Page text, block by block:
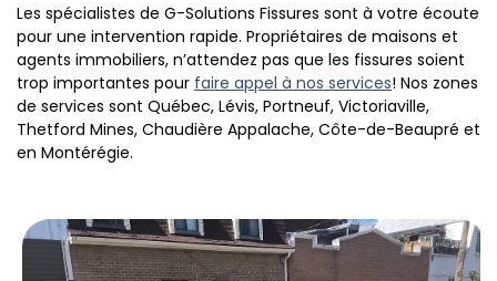
Les spécialistes de G-Solutions Fissures sont à votre écoute
pour une intervention rapide. Propriétaires de maisons et
agents immobiliers, n’attendez pas que les fissures soient
trop importantes pour faire appel à nos services! Nos zones
de services sont Québec, Lévis, Portneuf, Victoriaville,
Thetford Mines, Chaudière Appalache, Côte-de-Beaupré et
en Montérégie.